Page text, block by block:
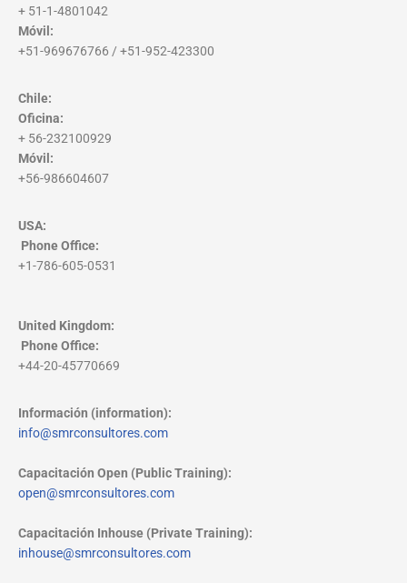
+ 51-1-4801042
Móvil:
+51-969676766 / +51-952-423300
Chile:
Oficina:
+ 56-232100929
Móvil:
+56-986604607
USA:
Phone Office:
+1-786-605-0531
United Kingdom:
Phone Office:
+44-20-45770669
Información (information):
info@smrconsultores.com
Capacitación Open (Public Training):
open@smrconsultores.com
Capacitación Inhouse (Private Training):
inhouse@smrconsultores.com